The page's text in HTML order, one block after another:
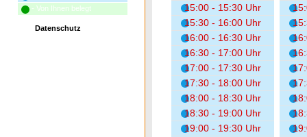
- Von Ihnen belegt
Datenschutz
15:00 - 15:30 Uhr
15:30 - 16:00 Uhr
16:00 - 16:30 Uhr
16:30 - 17:00 Uhr
17:00 - 17:30 Uhr
17:30 - 18:00 Uhr
18:00 - 18:30 Uhr
18:30 - 19:00 Uhr
19:00 - 19:30 Uhr